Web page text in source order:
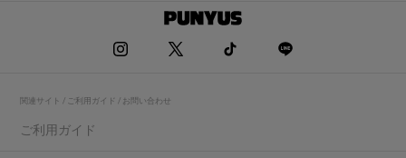
関連サイト / ご利用ガイド / お問い合わせ
ご利用ガイド